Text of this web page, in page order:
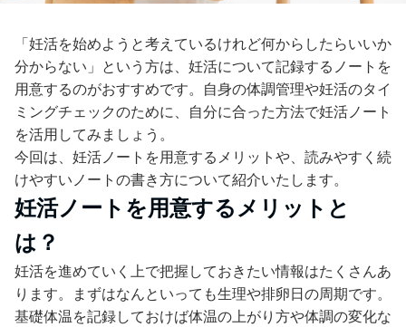
「妊活を始めようと考えているけれど何からしたらいいか
分からない」という方は、妊活について記録するノートを
用意するのがおすすめです。自身の体調管理や妊活のタイ
ミングチェックのために、自分に合った方法で妊活ノート
を活用してみましょう。
今回は、妊活ノートを用意するメリットや、読みやすく続
けやすいノートの書き方について紹介いたします。
妊活ノートを用意するメリットと
は？
妊活を進めていく上で把握しておきたい情報はたくさんあ
ります。まずはなんといっても生理や排卵日の周期です。
基礎体温を記録しておけば体温の上がり方や体調の変化な